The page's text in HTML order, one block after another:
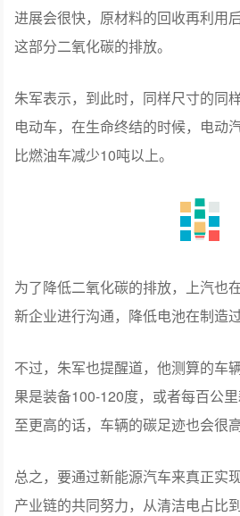
进展会很快，原材料的回收再利用
这部分二氧化碳的排放。
朱军表示，到此时，同样尺寸的同
电动车，在生命终结的时候，电动
比燃油车减少10吨以上。
为了降低二氧化碳的排放，上汽也
新企业进行沟通，降低电池在制造
不过，朱军也提醒道，他测算的车
果是装备100-120度，或者每百公
至更高的话，车辆的碳足迹也会很高
总之，要通过新能源汽车来真正实
产业链的共同努力，从清洁电占比